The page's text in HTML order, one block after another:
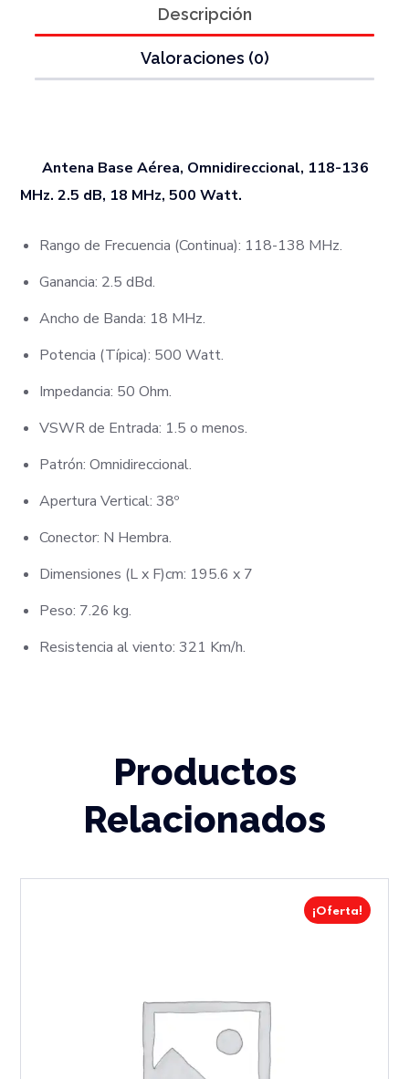
Descripción
Valoraciones (0)
Antena Base Aérea, Omnidireccional, 118-136
MHz. 2.5 dB, 18 MHz, 500 Watt.
Rango de Frecuencia (Continua): 118-138 MHz.
Ganancia: 2.5 dBd.
Ancho de Banda: 18 MHz.
Potencia (Típica): 500 Watt.
Impedancia: 50 Ohm.
VSWR de Entrada: 1.5 o menos.
Patrón: Omnidireccional.
Apertura Vertical: 38º
Conector: N Hembra.
Dimensiones (L x F)cm: 195.6 x 7
Peso: 7.26 kg.
Resistencia al viento: 321 Km/h.
Productos
Relacionados
¡Oferta!